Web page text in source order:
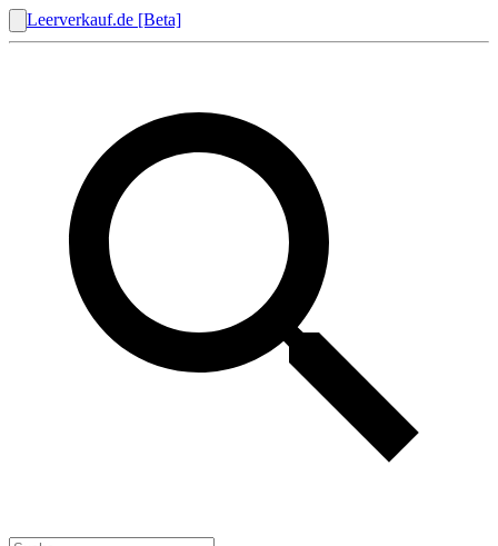
Leerverkauf.de [Beta]